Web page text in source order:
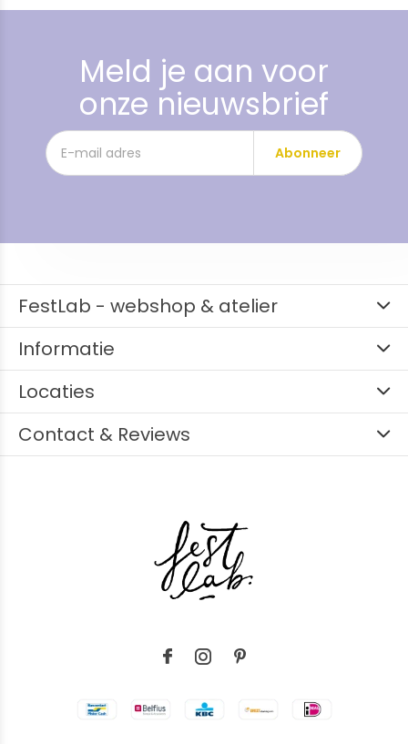
Meld je aan voor
onze nieuwsbrief
Abonneer
FestLab - webshop & atelier
Informatie
Locaties
Contact & Reviews